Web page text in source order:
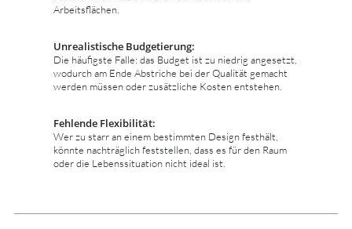
Arbeitsflächen.
Unrealistische Budgetierung:
Die häufigste Falle: das Budget ist zu niedrig angesetzt,
wodurch am Ende Abstriche bei der Qualität gemacht
werden müssen oder zusätzliche Kosten entstehen.
Fehlende Flexibilität:
Wer zu starr an einem bestimmten Design festhält,
könnte nachträglich feststellen, dass es für den Raum
oder die Lebenssituation nicht ideal ist.